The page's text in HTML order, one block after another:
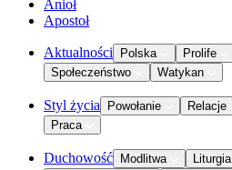
Anioł
Apostoł
Aktualności Polska Prolife
Społeczeństwo
Watykan
Styl życia Powołanie Relacje
Praca
Duchowość Modlitwa Liturgia